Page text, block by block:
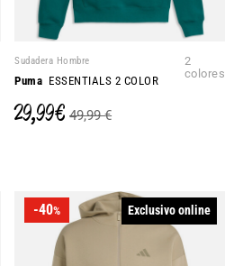
Sudadera Hombre
Puma ESSENTIALS 2 COLOR
2
colores
29,99 € 49,99 €
-40% Exclusivo online